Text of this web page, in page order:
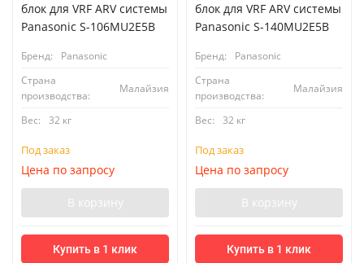
блок для VRF ARV системы
Panasonic S-106MU2E5B
Бренд:
Panasonic
Страна
производства:
Малайзия
Вес: 32 кг
Под заказ
Цена по запросу
В корзину
Купить в 1 клик
блок для VRF ARV системы
Panasonic S-140MU2E5B
Бренд:
Panasonic
Страна
производства:
Малайзия
Вес: 32 кг
Под заказ
Цена по запросу
В корзину
Купить в 1 клик